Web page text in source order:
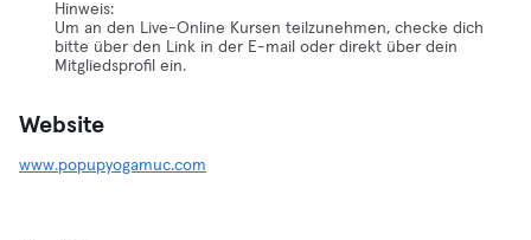
Hinweis:
Um an den Live-Online Kursen teilzunehmen, checke dich
bitte über den Link in der E-mail oder direkt über dein
Mitgliedsprofil ein.
Website
www.popupyogamuc.com